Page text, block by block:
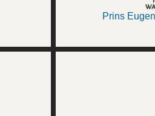
Prins